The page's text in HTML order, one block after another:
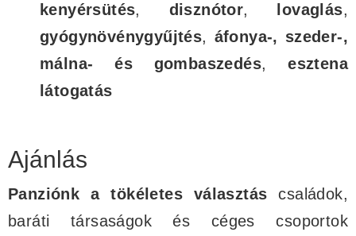
kenyérsütés, disznótor, lovaglás,
gyógynövénygyűjtés, áfonya-, szeder-,
málna- és gombaszedés,esztena
látogatás
Ajánlás
Panziónk a tökéletes választás családok,
baráti társaságok és céges csoportok